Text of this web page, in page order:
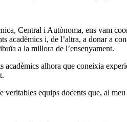
Central i Autònoma, ens vam
i, de l’altra, a donar a
a la millora de l’ensenyament.
alhora que coneixia
equips docents que, al